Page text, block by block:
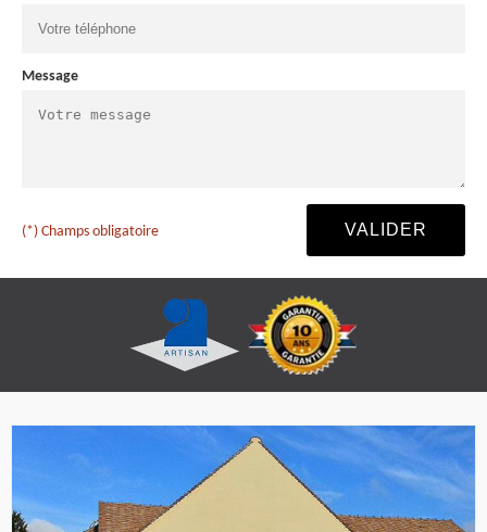
Message
(*) Champs obligatoire